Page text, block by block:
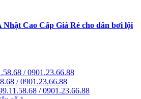
Cao Cấp Giá Rẻ cho dân bơi lội
/ 0901.23.66.88
/ 0901.23.66.88
/ 0901.23.66.88